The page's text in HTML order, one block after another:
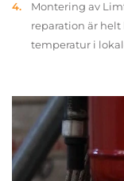
Montering av
reparation är
temperatur i